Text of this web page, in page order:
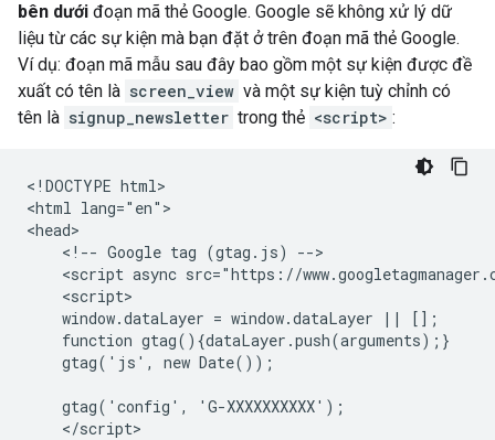
bên dưới đoạn mã thẻ Google. Google sẽ không xử lý dữ
liệu từ các sự kiện mà bạn đặt ở trên đoạn mã thẻ Google.
Ví dụ: đoạn mã mẫu sau đây bao gồm một sự kiện được đề
xuất có tên là screen_view và một sự kiện tuỳ chỉnh có
tên là signup_newsletter trong thẻ <script> :
<!DOCTYPE html>
<html lang="en">
<head>
    <!-- Google tag (gtag.js) -->
<script async src="https://
    <script>
    window.dataLayer = window.dataLayer || [];
    function gtag(){dataLayer.push(arguments);}
    gtag('js', new Date());
    gtag('config', 'G-XXXXXXXXXX');
    </script>